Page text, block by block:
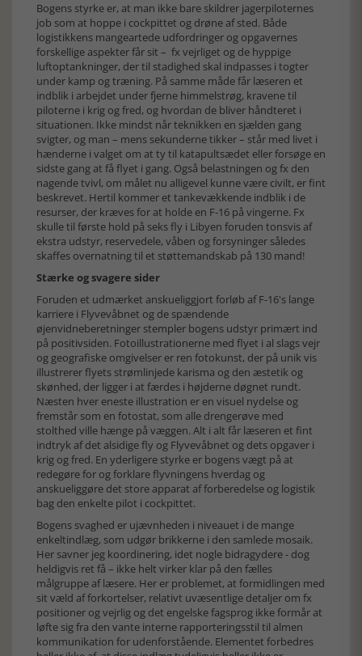
Bogens styrke er, at man ikke bare skildrer jagerpiloternes
job som at hoppe i cockpittet og drøne af sted. Både
logistikkens mangeartede udfordringer og opgavernes
forskellige aspekter får sit – fx vejrliget og de hyppige
luftoptankninger, der til stadighed skal indpasses i togter
under kamp og træning. På samme måde får læseren et
indblik i arbejdet under fjerne himmelstrøg, kravene til
piloterne i krig og fred, og hvordan de bliver håndteret i
situationen. Ikke mindst når teknikken en sjælden gang
svigter, og man – mens sekunderne tikker – står med livet i
hænderne i valget om at ty til katapultsædet eller forsøge en
sidste gang at få flyet i gang. Også belastningen og fx den
nagende tvivl, om målet nu alligevel kunne være civilt, er fint
beskrevet. Hertil kommer et tankevækkende indblik i de
resurser, der kræves for at holde en F-16 på vingerne. Fx
skulle til første hold på seks fly i Libyen foruden tonsvis af
ekstra udstyr, reservedele, våben og forsyninger således
skaffes overnatning til et støttemandskab på 130 mand!
Stærke og svagere sider
Foruden et udmærket anskueliggjort forløb af F-16's lange
karriere i Flyvevåbnet og de spændende
øjenvidneberetninger stempler bogens udstyr primært ind
på positivsiden. Fotoillustrationerne med flyet i al slags vejr
og geografiske omgivelser er ren fotokunst, der på unik vis
illustrerer flyets strømlinjede karisma og den æstetik og
skønhed, der ligger i at færdes i højderne døgnet rundt.
Næsten hver eneste illustration er en visuel nydelse og
fremstår som en fotostat, som alle drengerøve med
stolthed ville hænge på væggen. Alt i alt får læseren et fint
indtryk af det alsidige fly og Flyvevåbnet og dets opgaver i
krig og fred. En yderligere styrke er bogens vægt på at
redegøre for og forklare flyvningens hverdag og
anskueliggøre det store apparat af forberedelse og logistik
bag den enkelte pilot i cockpittet.
Bogens svaghed er ujævnheden i niveauet i de mange
enkeltindlæg, som udgør brikkerne i den samlede mosaik.
Her savner jeg koordinering, idet nogle bidragydere - dog
heldigvis ret få – ikke helt virker klar på den fælles
målgruppe af læsere. Her er problemet, at formidlingen med
sit væld af forkortelser, relativt uvæsentlige detaljer om fx
positioner og vejrlig og det engelske fagsprog ikke formår at
løfte sig fra den vante interne rapporteringsstil til almen
kommunikation for udenforstående. Elementet forbedres